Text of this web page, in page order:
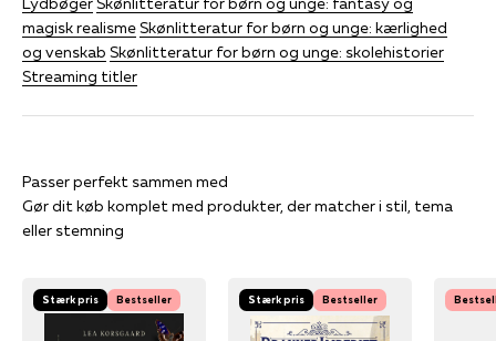
magisk realismeSkønlitteratur for børn og unge: kærlighed
og venskab Skønlitteratur for børn og unge: skolehistorier
Streaming titler
Gør dit køb komplet med produkter, der matcher i stil, tema
eller stemning
Stærk pris Bestseller Stærk pris Bestseller